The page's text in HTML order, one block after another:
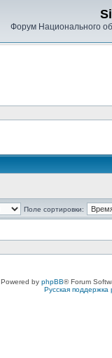
Форум Национального
Поле сортировки:
Powered by phpBB® Forum
Русская поддержка